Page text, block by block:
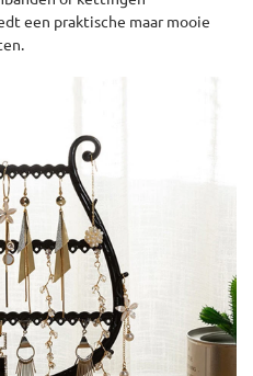
een praktische maar mooie